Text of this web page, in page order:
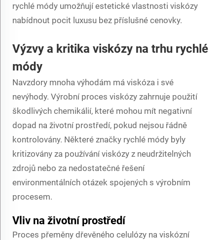
rychlé módy umožňují estetické vlastnosti viskózy
nabídnout pocit luxusu bez příslušné cenovky.
Výzvy a kritika viskózy na trhu rychlé
módy
Navzdory mnoha výhodám má viskóza i své
nevýhody. Výrobní proces viskózy zahrnuje použití
škodlivých chemikálií, které mohou mít negativní
dopad na životní prostředí, pokud nejsou řádně
kontrolovány. Některé značky rychlé módy byly
kritizovány za používání viskózy z neudržitelných
zdrojů nebo za nedostatečné řešení
environmentálních otázek spojených s výrobním
procesem.
Vliv na životní prostředí
Proces přeměny dřevěného celulózy na viskózní